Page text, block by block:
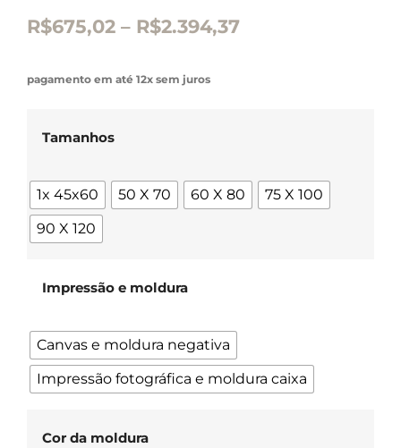
R$675,02 – R$2.394,37
pagamento em até 12x sem juros
Tamanhos
1x 45x60 50 X 70 60 X 80
75 X 100
90 X 120
Impressão e moldura
Canvas e moldura negativa
Impressão fotográfica e moldura caixa
Cor da moldura